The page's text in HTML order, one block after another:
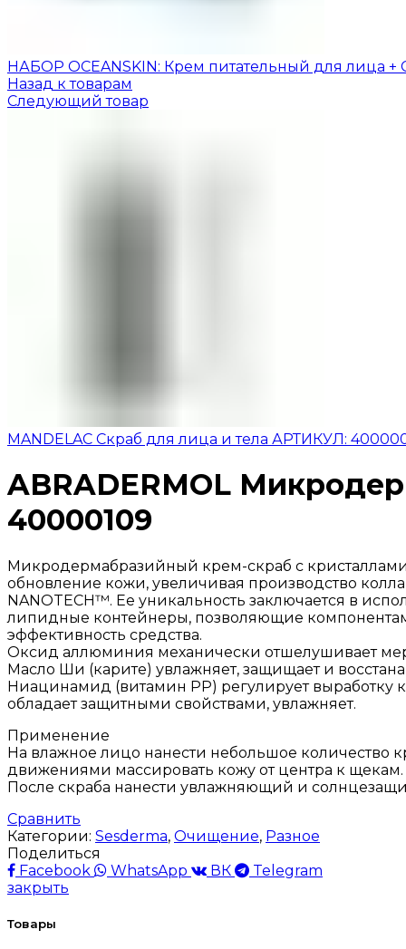
НАБОР OCEANSKIN: Крем питательный для лица
Назад к товарам
Следующий товар
MANDELAC Скраб для лица и тела АРТИКУЛ:
ABRADERMOL
40000109
Микродермабразийный крем-скраб с
обновление кожи, увеличивая производство
NANOTECH™. Ее уникальность заключается в
липидные контейнеры, позволяющие
эффективность средства.
Оксид аллюминия механически отшелушивает
Масло Ши (карите) увлажняет, защищает и
Ниацинамид (витамин PP) регулирует выработку
обладает защитными свойствами, увлажняет.
Применение
На влажное лицо нанести небольшое количество
движениями массировать кожу от центра к
После скраба нанести увлажняющий и
Сравнить
Категории: Sesderma, Очищение, Разное
Поделиться
Facebook
WhatsApp ВК
Telegram
закрыть
Товары